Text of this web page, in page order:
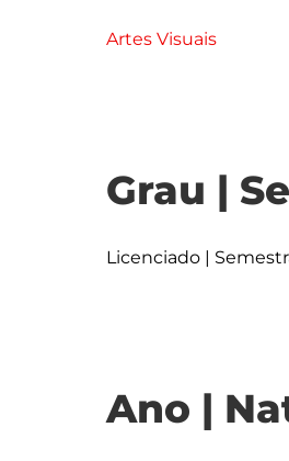
Artes Visuais
Grau |
Licenciado |
Ano |